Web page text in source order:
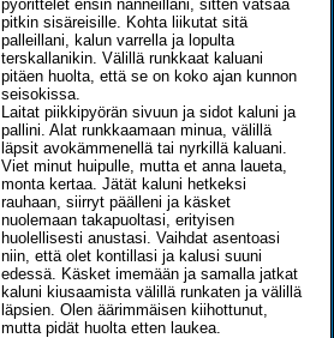
pyörittelet ensin nänneilläni, sitten vatsaa
pitkin sisäreisille. Kohta liikutat sitä
palleillani, kalun varrella ja lopulta
terskallanikin. Välillä runkkaat kaluani
pitäen huolta, että se on koko ajan kunnon
seisokissa.
Laitat piikkipyörän sivuun ja sidot kaluni ja
pallini. Alat runkkaamaan minua, välillä
läpsit avokämmenellä tai nyrkillä kaluani.
Viet minut huipulle, mutta et anna laueta,
monta kertaa. Jätät kaluni hetkeksi
rauhaan, siirryt päälleni ja käsket
nuolemaan takapuoltasi, erityisen
huolellisesti anustasi. Vaihdat asentoasi
niin, että olet kontillasi ja kalusi suuni
edessä. Käsket imemään ja samalla jatkat
kaluni kiusaamista välillä runkaten ja välillä
läpsien. Olen äärimmäisen kiihottunut,
mutta pidät huolta etten laukea.